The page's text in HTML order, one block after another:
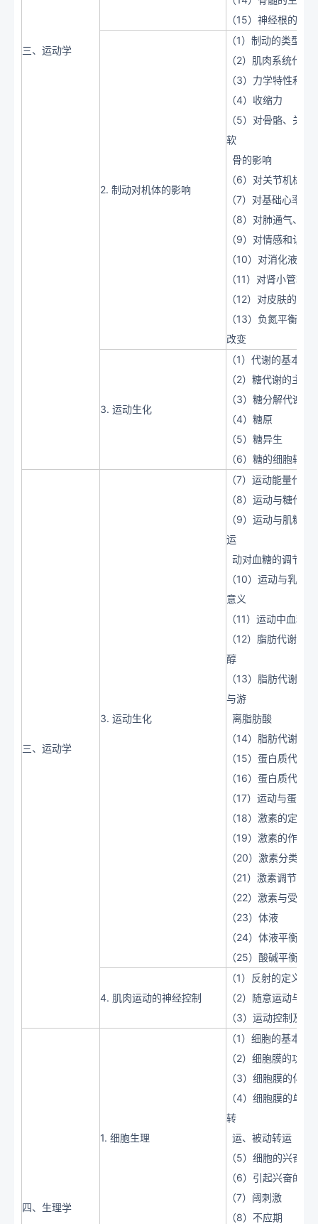
三、运动学
（15）神经根的生
2. 制动对机体的影响
（1）制动的类型和
（2）肌肉系统代谢
（3）力学特性和肌
（4）收缩力
（5）对骨骼、关
软
骨的影响
（6）对关节机械性
（7）对基础心率
（8）对肺通气、
（9）对情感和认知
（10）对消化液和
（11）对肾小管转
（12）对皮肤的影响
（13）负氮平衡、
改变
3. 运动生化
（1）代谢的基本概
（2）糖代谢的主要
（3）糖分解代谢
（4）糖原
（5）糖异生
（6）糖的细胞转运
三、运动学
3. 运动生化
（7）运动能量代谢
（8）运动与糖代谢
（9）运动与肌糖
运
动对血糖的调节
（10）运动与乳酸
意义
（11）运动中血糖
（12）脂肪代谢：
醇
（13）脂肪代谢：
与游
离脂肪酸
（14）脂肪代谢：
（15）蛋白质代谢
（16）蛋白质代谢
（17）运动与蛋白
（18）激素的定义
（19）激素的作用
（20）激素分类
（21）激素调节
（22）激素与受体
（23）体液
（24）体液平衡的
（25）酸碱平衡的
4. 肌肉运动的神经控制
（1）反射的定义及
（2）随意运动与不
（3）运动控制及解
四、生理学
1. 细胞生理
（1）细胞的基本结
（2）细胞膜的功能
（3）细胞膜的化
（4）细胞膜的单
转
运、被动转运
（5）细胞的兴奋性
（6）引起兴奋的条
（7）阈刺激
（8）不应期